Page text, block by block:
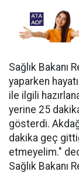
Sağlık Bakanı
yaparken
ile ilgili
yerine 25
gösterdi.
dakika geç
etmeyelim."
Sağlık Bakanı